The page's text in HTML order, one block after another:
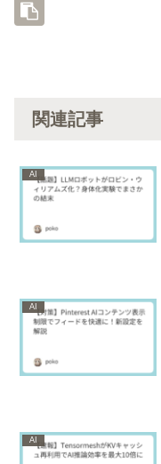
関連記事
AI
AI
AI